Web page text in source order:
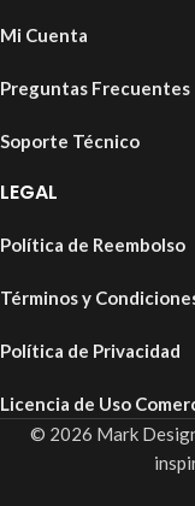
Mi Cuenta
Preguntas Frecuentes
Soporte Técnico
LEGAL
Política de Reembolso
Términos y
Política de Privacidad
Licencia de Uso
© 2026 Mark